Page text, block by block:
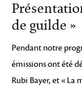
de guilde »
Pendant notre
émissions ont été
Rubi Bayer, et «